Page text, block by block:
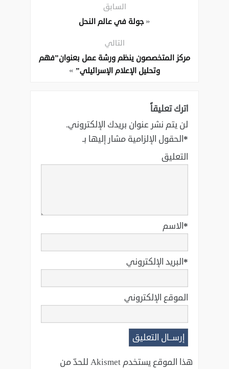
السابق
«جولة في عالم النحل
التالي
مركز المتخصصون ينظم ورشة عمل بعنوان”فهم
وتحليل الإعلام الإسرائيلي” »
اترك تعليقاً
لن يتم نشر عنوان بريدك الإلكتروني.
الحقول الإلزامية مشار إليها بـ*
التعليق
الاسم*
البريد الإلكتروني*
الموقع الإلكتروني
هذا الموقع يستخدم Akismet للحدّ من